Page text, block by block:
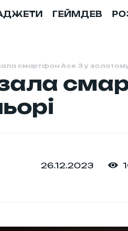
ГЕЙМДЕВ
смартфон Ace 3 у
26.12.2023